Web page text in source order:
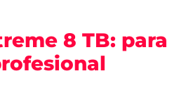
8 TB: para